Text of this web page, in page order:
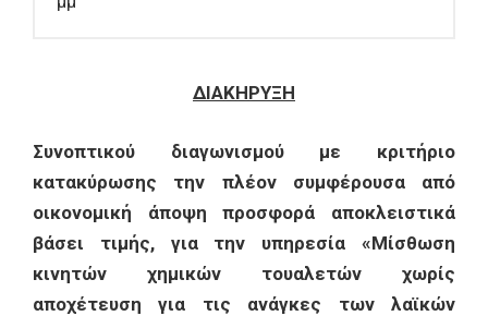
ΔΙΑΚΗΡΥΞΗ
Συνοπτικού διαγωνισμού με κριτήριο
κατακύρωσης την πλέον συμφέρουσα από
οικονομική άποψη προσφορά αποκλειστικά
βάσει τιμής, για την υπηρεσία «Μίσθωση
κινητών χημικών τουαλετών χωρίς
αποχέτευση για τις ανάγκες των λαϊκών